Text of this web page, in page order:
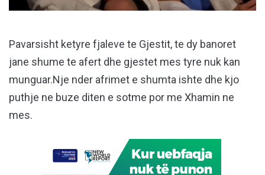
Pavarsisht ketyre fjaleve te Gjestit, te dy banoret
jane shume te afert dhe gjestet mes tyre nuk kan
munguar.Nje nder afrimet e shumta ishte dhe kjo
puthje ne buze diten e sotme por me Xhamin ne
mes.